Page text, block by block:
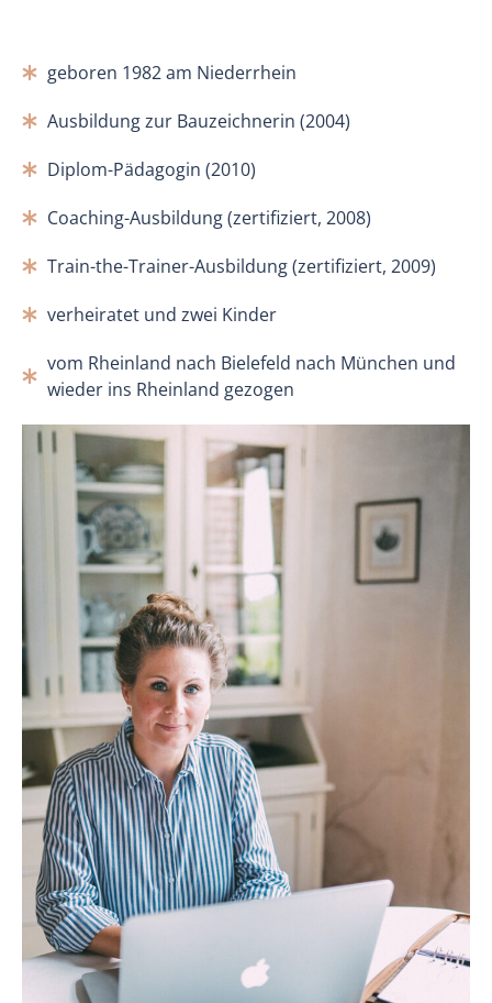
​geboren 1982 am Niederrhein
​Ausbildung zur Bauzeichnerin (2004)
Diplom-Pädagogin (2010)
Coaching-Ausbildung (zertifiziert, 2008)
Train-the-Trainer-Ausbildung (zertifiziert, 2009)
verheiratet und zwei Kinder
​vom Rheinland nach Bielefeld nach München und
wieder ins Rheinland gezogen